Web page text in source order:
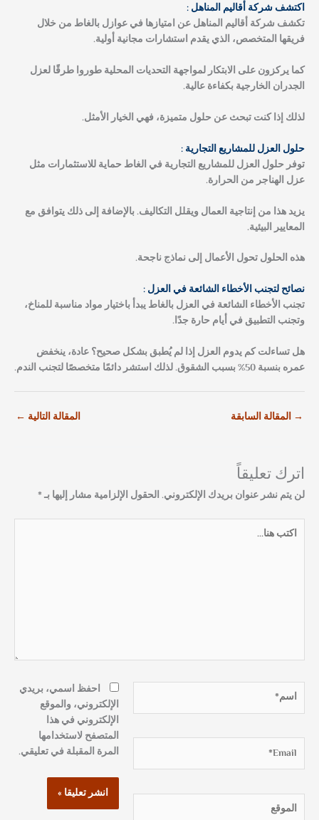
اكتشف شركة أقاليم المناهل :
تكشف شركة أقاليم المناهل عن امتيازها في عوازل بالغاط من خلال
فريقها المتخصص، الذي يقدم استشارات مجانية أولية.
كما يركزون على الابتكار لمواجهة التحديات المحلية طوروا طرقًا لعزل
الجدران الخارجية بكفاءة عالية.
لذلك إذا كنت تبحث عن حلول متميزة، فهي الخيار الأمثل.
حلول العزل للمشاريع التجارية :
توفر حلول العزل للمشاريع التجارية في الغاط حماية للاستثمارات مثل
عزل الهناجر من الحرارة.
يزيد هذا من إنتاجية العمال ويقلل التكاليف. بالإضافة إلى ذلك يتوافق مع
المعايير البيئية.
هذه الحلول تحول الأعمال إلى نماذج ناجحة.
نصائح لتجنب الأخطاء الشائعة في العزل :
تجنب الأخطاء الشائعة في العزل بالغاط يبدأ باختيار مواد مناسبة للمناخ،
وتجنب التطبيق في أيام حارة جدًا.
هل تساءلت كم يدوم العزل إذا لم يُطبق بشكل صحيح؟ عادة، ينخفض
عمره بنسبة 50% بسبب الشقوق. لذلك استشر دائمًا متخصصًا لتجنب الندم.
→ المقالة السابقة المقالة التالية ←
اترك تعليقاً
لن يتم نشر عنوان بريدك الإلكتروني. الحقول الإلزامية مشار إليها بـ*
اكتب
هنا...
اسم*
الموقع
احفظ اسمي، بريدي
الإلكتروني، والموقع
الإلكتروني في هذا
المتصفح لاستخدامها
المرة المقبلة في تعليقي.